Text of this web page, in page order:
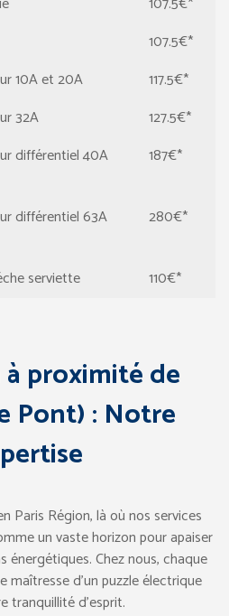
107.5€*
10A et 20A
117.5€*
32A
127.5€*
différentiel 40A
187€*
différentiel 63A
280€*
serviette 110€*
proximité de
Pont) : Notre
Paris Région, là où nos services
un vaste horizon pour apaiser
Chez nous, chaque
d’un puzzle électrique
tranquillité d’esprit.